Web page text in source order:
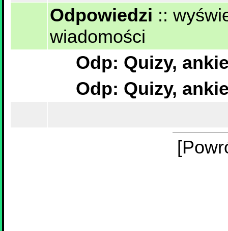
Odpowiedzi ::
wiadomości
Odp: Quizy,
Odp: Quizy,